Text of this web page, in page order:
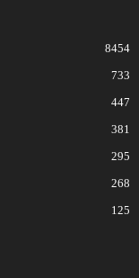
8454
733
447
381
295
268
125